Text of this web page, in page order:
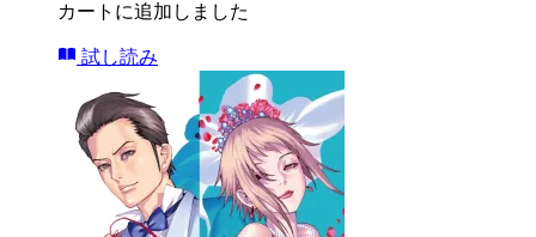
カートに追加しました
試し読み